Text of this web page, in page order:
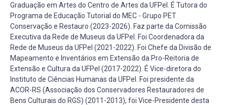
Graduação em Artes do Centro de Artes da UFPel. É Tutora do
Programa de Educação Tutorial do MEC - Grupo PET
Conservação e Restauro (2023-2026). Faz parte da Comissão
Executiva da Rede de Museus da UFPel. Foi Coordenadora da
Rede de Museus da UFPel (2021-2022). Foi Chefe da Divisão de
Mapeamento e Inventários em Extensão da Pro-Reitoria de
Extensão e Cultura da UFPel (2017-2022). É Vice-diretora do
Instituto de Ciências Humanas da UFPel. Foi presidente da
ACOR-RS (Associação dos Conservadores Restauradores de
Bens Culturais do RGS) (2011-2013), foi Vice-Presidente desta